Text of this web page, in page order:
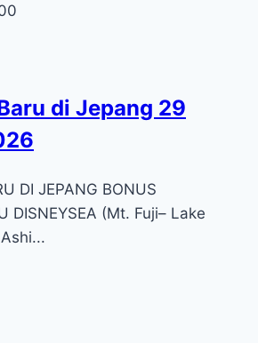
di Jepang 29
DI JEPANG BONUS
DISNEYSEA (Mt. Fuji– Lake